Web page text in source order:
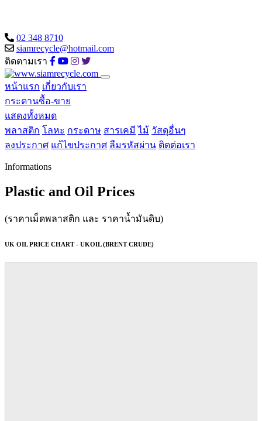
02 348 8710
siamrecycle@hotmail.com
ติดตามเรา
หน้าแรก เกี่ยวกับเรา
กระดานซื้อ-ขาย
แสดงทั้งหมด
พลาสติก โลหะ กระดาษ สารเคมี ไม้ วัสดุอื่นๆ
ลงประกาศ แก้ไขประกาศ ลืมรหัสผ่าน ติดต่อเรา
Informations
Plastic and Oil Prices
(ราคาเม็ดพลาสติก และ ราคาน้ำมันดิบ)
UK OIL PRICE CHART - UKOIL (BRENT CRUDE)